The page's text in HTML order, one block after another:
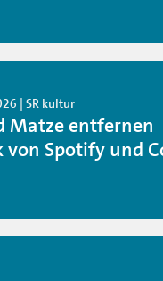
| SR kultur
Matze entfernen
Spotify und